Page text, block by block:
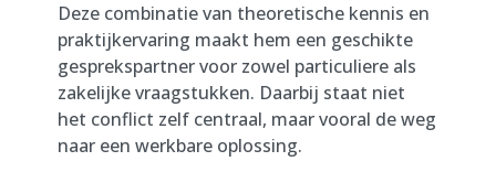
Deze combinatie van theoretische kennis en
praktijkervaring maakt hem een geschikte
gesprekspartner voor zowel particuliere als
zakelijke vraagstukken. Daarbij staat niet
het conflict zelf centraal, maar vooral de weg
naar een werkbare oplossing.